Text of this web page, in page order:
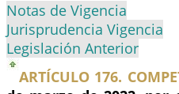
Notas de Vigencia
Jurisprudencia Vigencia
Legislación Anterior
ARTÍCULO 176.